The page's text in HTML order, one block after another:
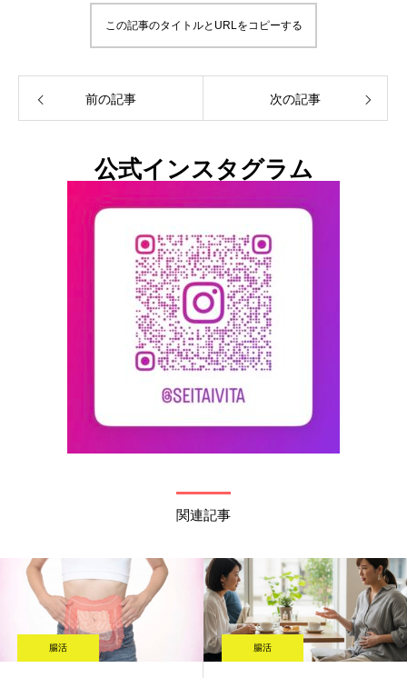
この記事のタイトルとURLをコピーする
前の記事 次の記事
公式インスタグラム
関連記事
腸活 腸活